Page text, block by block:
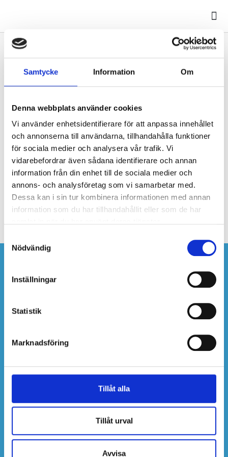
Samtycke Information Om
Denna webbplats använder cookies
Vi använder enhetsidentifierare för att anpassa innehållet
och annonserna till användarna, tillhandahålla funktioner
för sociala medier och analysera vår trafik. Vi
vidarebefordrar även sådana identifierare och annan
information från din enhet till de sociala medier och
annons- och analysföretag som vi samarbetar med.
Dessa kan i sin tur kombinera informationen med annan
information som du har tillhandahållit eller som de har
Nödvändig
Inställningar
Statistik
Marknadsföring
Tillåt alla
Tillåt urval
Avvisa
Kontoret stänger
den 9 maj & Fredagen den 10 maj är kontoret stängt. Vi
akuta fel se informationstavlan i er fastighet.
Ninni maj 6, 2024
FÖREGÅENDE
Kontoret Stängt
NÄSTA
Kontoret stänger
Kontakta oss
Adress
Opalen FastighetsFörvaltning Aktiebolag
Engelbrektsgatan 28